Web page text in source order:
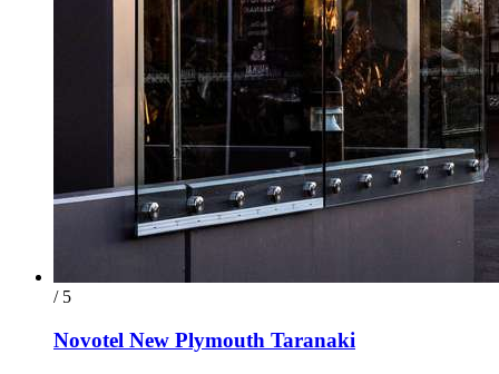
/ 5
Novotel New Plymouth Taranaki